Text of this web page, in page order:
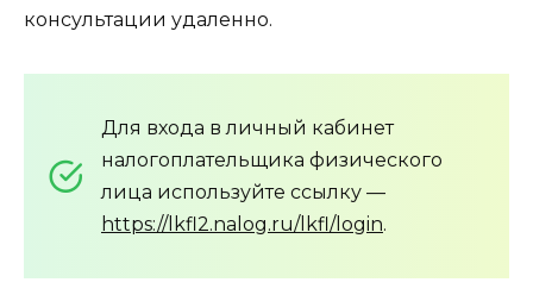
консультации удаленно.
Для входа в личный кабинет
налогоплательщика физического
лица используйте ссылку —
https://lkfl2.nalog.ru/lkfl/login.